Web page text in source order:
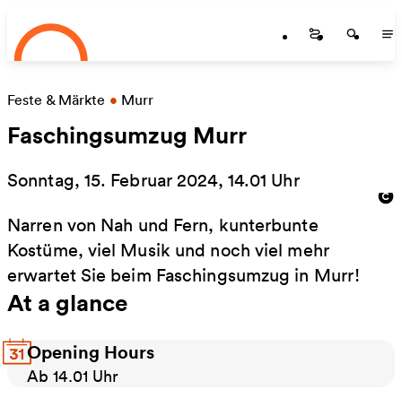
Skip to main content
Startseite
Feste & Märkte • Murr
Faschingsumzug Murr
Sonntag, 15. Februar 2024, 14.01 Uhr
Narren von Nah und Fern, kunterbunte
Kostüme, viel Musik und noch viel mehr
erwartet Sie beim Faschingsumzug in Murr!
At a glance
Opening Hours
Ab 14.01 Uhr